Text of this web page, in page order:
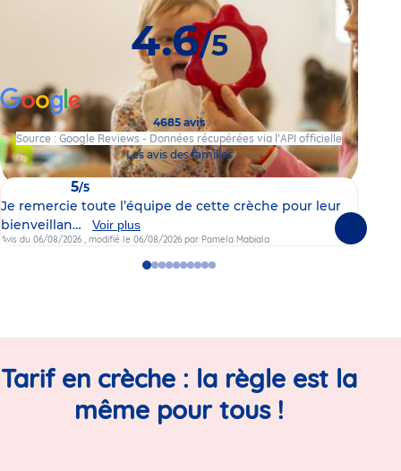
4.6/5
4685 avis
Source : Google Reviews - Données récupérées via l’API officielle
Les avis des familles
5/5
Je remercie toute l’équipe de cette crèche pour leur
bienveillan…
Voir plus
Avis du 06/08/2026 , modifié le 06/08/2026 par Pamela Mabiala
GoGoGoGoGoGoGoGo
GoGo
Tarif en crèche : la règle est la
même pour tous !